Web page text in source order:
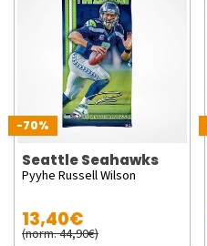
-70%
Seattle Seahawks
Pyyhe Russell Wilson
13,40€
(norm. 44,90€)